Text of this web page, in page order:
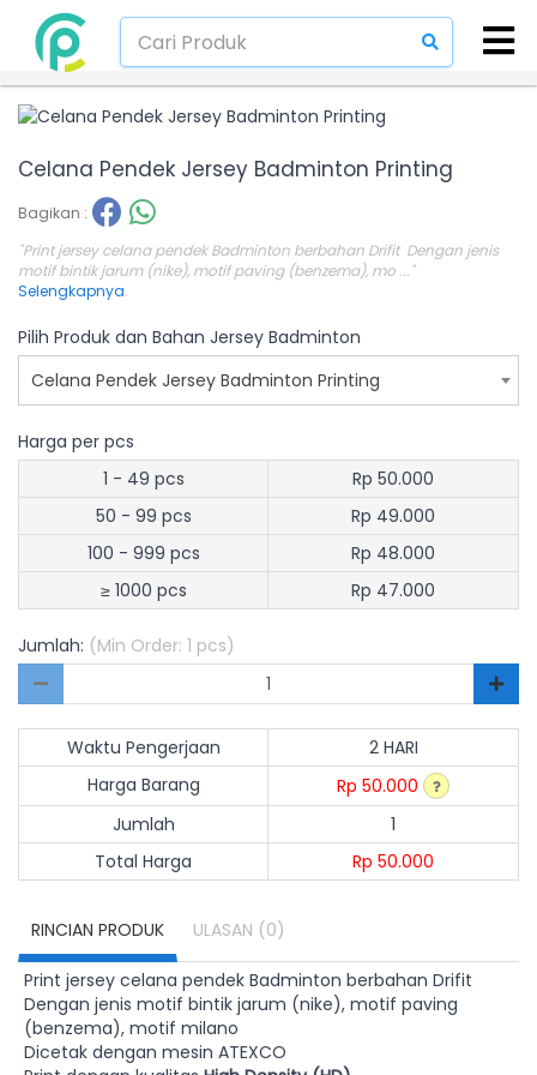
Celana Pendek Jersey Badminton Printing
Bagikan :
"Print jersey celana pendek Badminton berbahan Drifit Dengan jenis
motif bintik jarum (nike), motif paving (benzema), mo ..."
Selengkapnya.
Pilih Produk dan Bahan Jersey Badminton
Celana Pendek Jersey Badminton Printing
Harga per pcs
1 - 49 pcs
Rp 50.000
50 - 99 pcs
Rp 49.000
100 - 999 pcs
Rp 48.000
≥ 1000 pcs
Rp 47.000
Jumlah: (Min Order: 1 pcs)
Waktu Pengerjaan
2 HARI
Harga Barang
Rp 50.000
Jumlah
1
Total Harga
Rp 50.000
RINCIAN PRODUK ULASAN (0)
Print jersey celana pendek Badminton berbahan Drifit
Dengan jenis motif bintik jarum (nike), motif paving
(benzema), motif milano
Dicetak dengan mesin ATEXCO